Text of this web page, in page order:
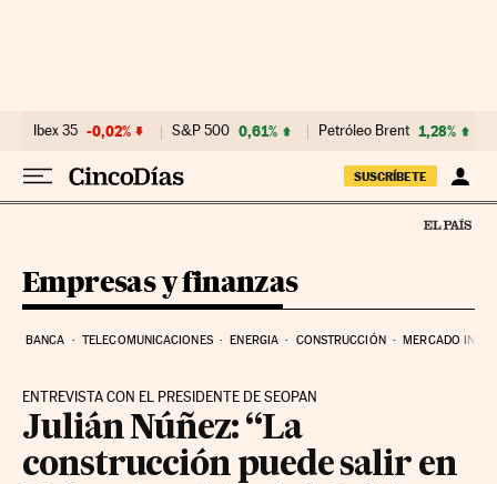
Ibex 35 -0,02% S&P 500 0,61% Petróleo Brent 1,28%
SUSCRÍBETE
Empresas y finanzas
BANCA TELECOMUNICACIONES ENERGIA CONSTRUCCIÓN MERCADO
ENTREVISTA CON EL PRESIDENTE DE SEOPAN
Julián Núñez: “La
construcción puede salir en